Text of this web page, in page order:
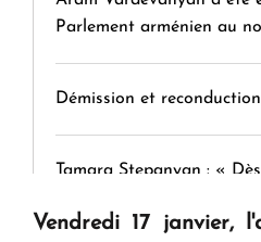
Parlement arménien au
Démission et
Tamara Stepanyan : «
Vendredi 17 janvier,